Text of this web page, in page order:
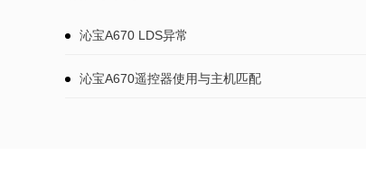
沁宝A670 LDS异常
沁宝A670遥控器使用与主机匹配